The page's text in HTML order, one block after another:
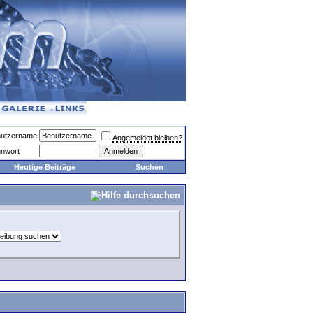
Angemeldet bleiben?
Heutige Beiträge Suchen